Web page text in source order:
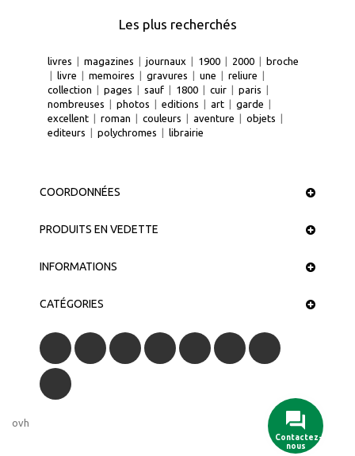
Les plus recherchés
livres magazines journaux 1900 2000
broche
livre memoires gravures une reliure
collection
pages sauf 1800 cuir paris
nombreuses
photos editions art garde
excellent
roman couleurs aventure objets
editeurs
polychromes librairie
COORDONNÉES
PRODUITS EN VEDETTE
INFORMATIONS
CATÉGORIES
Contactez-
nous
ovh